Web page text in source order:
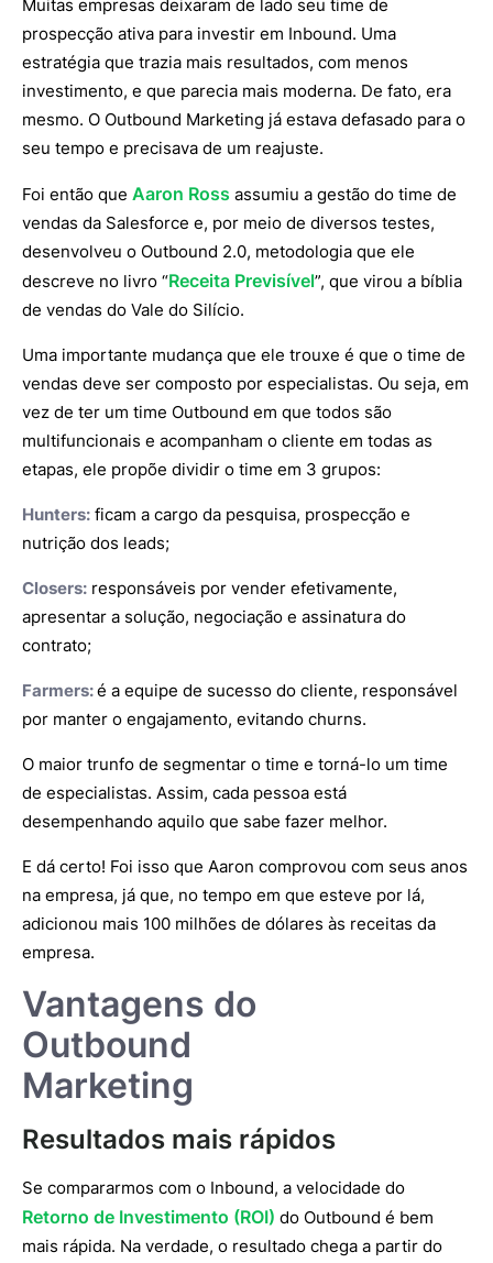
Muitas empresas deixaram de lado seu time de
prospecção ativa para investir em Inbound. Uma
estratégia que trazia mais resultados, com menos
investimento, e que parecia mais moderna. De fato, era
mesmo. O Outbound Marketing já estava defasado para o
seu tempo e precisava de um reajuste.
Foi então que Aaron Ross assumiu a gestão do time de
vendas da Salesforce e, por meio de diversos testes,
desenvolveu o Outbound 2.0, metodologia que ele
descreve no livro “Receita Previsível”, que virou a bíblia
de vendas do Vale do Silício.
Uma importante mudança que ele trouxe é que o time de
vendas deve ser composto por especialistas. Ou seja, em
vez de ter um time Outbound em que todos são
multifuncionais e acompanham o cliente em todas as
etapas, ele propõe dividir o time em 3 grupos:
Hunters: ficam a cargo da pesquisa, prospecção e
nutrição dos leads;
Closers: responsáveis por vender efetivamente,
apresentar a solução, negociação e assinatura do
contrato;
Farmers:é a equipe de sucesso do cliente, responsável
por manter o engajamento, evitando churns.
O maior trunfo de segmentar o time e torná-lo um time
de especialistas. Assim, cada pessoa está
desempenhando aquilo que sabe fazer melhor.
E dá certo! Foi isso que Aaron comprovou com seus anos
na empresa, já que, no tempo em que esteve por lá,
adicionou mais 100 milhões de dólares às receitas da
empresa.
Vantagens do
Outbound
Marketing
Resultados mais rápidos
Se compararmos com o Inbound, a velocidade do
Retorno de Investimento (ROI) do Outbound é bem
mais rápida. Na verdade, o resultado chega a partir do